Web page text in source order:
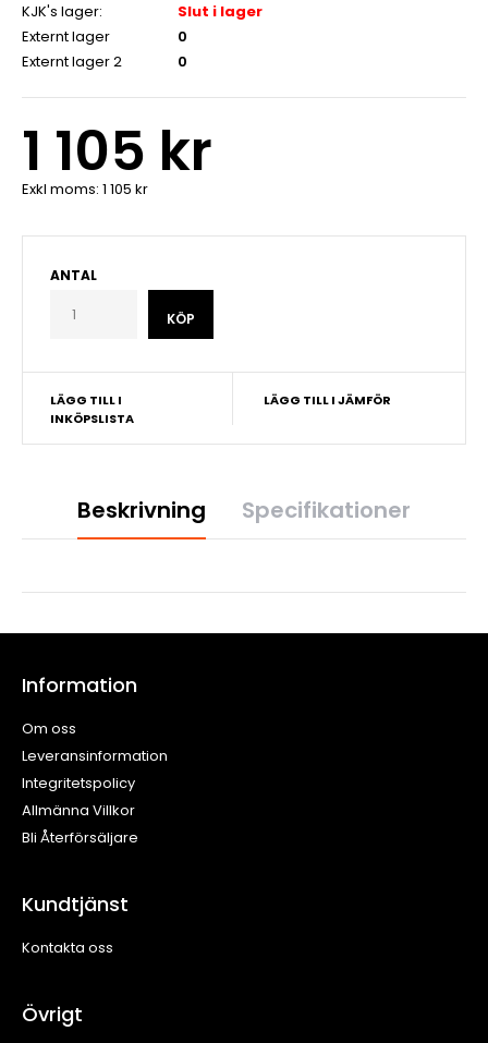
KJK's lager:
Slut i lager
Externt lager
0
Externt lager 2
0
1 105 kr
Exkl moms: 1 105 kr
ANTAL
LÄGG TILL I
INKÖPSLISTA
LÄGG TILL I JÄMFÖR
Beskrivning Specifikationer
Information
Om oss
Leveransinformation
Integritetspolicy
Allmänna Villkor
Bli Återförsäljare
Kundtjänst
Kontakta oss
Övrigt